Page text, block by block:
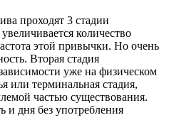
проходят 3 стадии
количество
этой привычки. Но очень
Вторая стадия
уже на физическом
или терминальная стадия,
частью существования.
и дня без употребления